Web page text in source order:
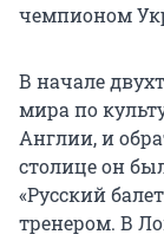
чемпионом
В начале
мира по
Англии, и
столице он
«Русский
тренером. В